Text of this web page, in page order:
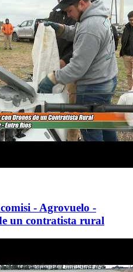
- Agrovuelo -
un contratista rural